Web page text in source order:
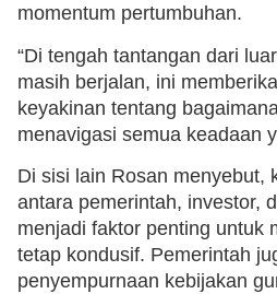
momentum pertumbuhan.
“Di tengah tantangan dari
masih berjalan, ini
keyakinan tentang
menavigasi semua keadaan
Di sisi lain Rosan menyebut,
antara pemerintah, investor,
menjadi faktor penting untuk
tetap kondusif. Pemerintah
penyempurnaan kebijakan